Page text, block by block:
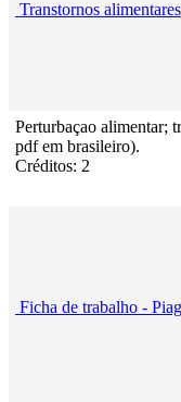
Transtornos alimentares
Perturbaçao alimentar;
pdf em brasileiro).
Créditos: 2
Ficha de trabalho -